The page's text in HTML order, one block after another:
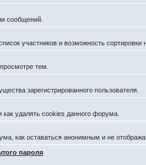
сообщений.
участников и возможность сортировки
тем.
зарегистрированного пользователя.
удалять cookies данного форума.
как оставаться анонимным и не
пароля